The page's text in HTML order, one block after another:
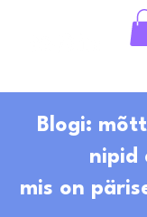
Blogi:
nipid
mis on